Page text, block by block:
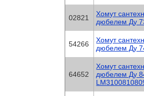
02821
Хомут
дюбелем Ду
54266
Хомут
дюбелем Ду
64652
Хомут
дюбелем Ду